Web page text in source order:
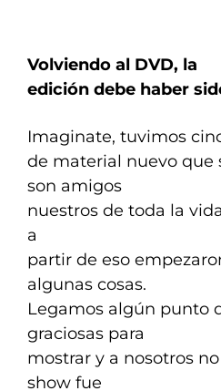
Volviendo al DVD, la
edición debe haber
Imaginate, tuvimos
de material nuevo que
son amigos
nuestros de toda la
a
partir de eso
algunas cosas.
Legamos algún punto
graciosas para
mostrar y a nosotros
show fue